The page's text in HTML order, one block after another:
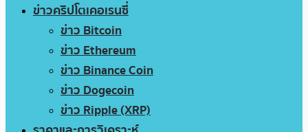
ข่าวคริปโตเคอเรนซี่
ข่าว Bitcoin
ข่าว Ethereum
ข่าว Binance Coin
ข่าว Dogecoin
ข่าว Ripple (XRP)